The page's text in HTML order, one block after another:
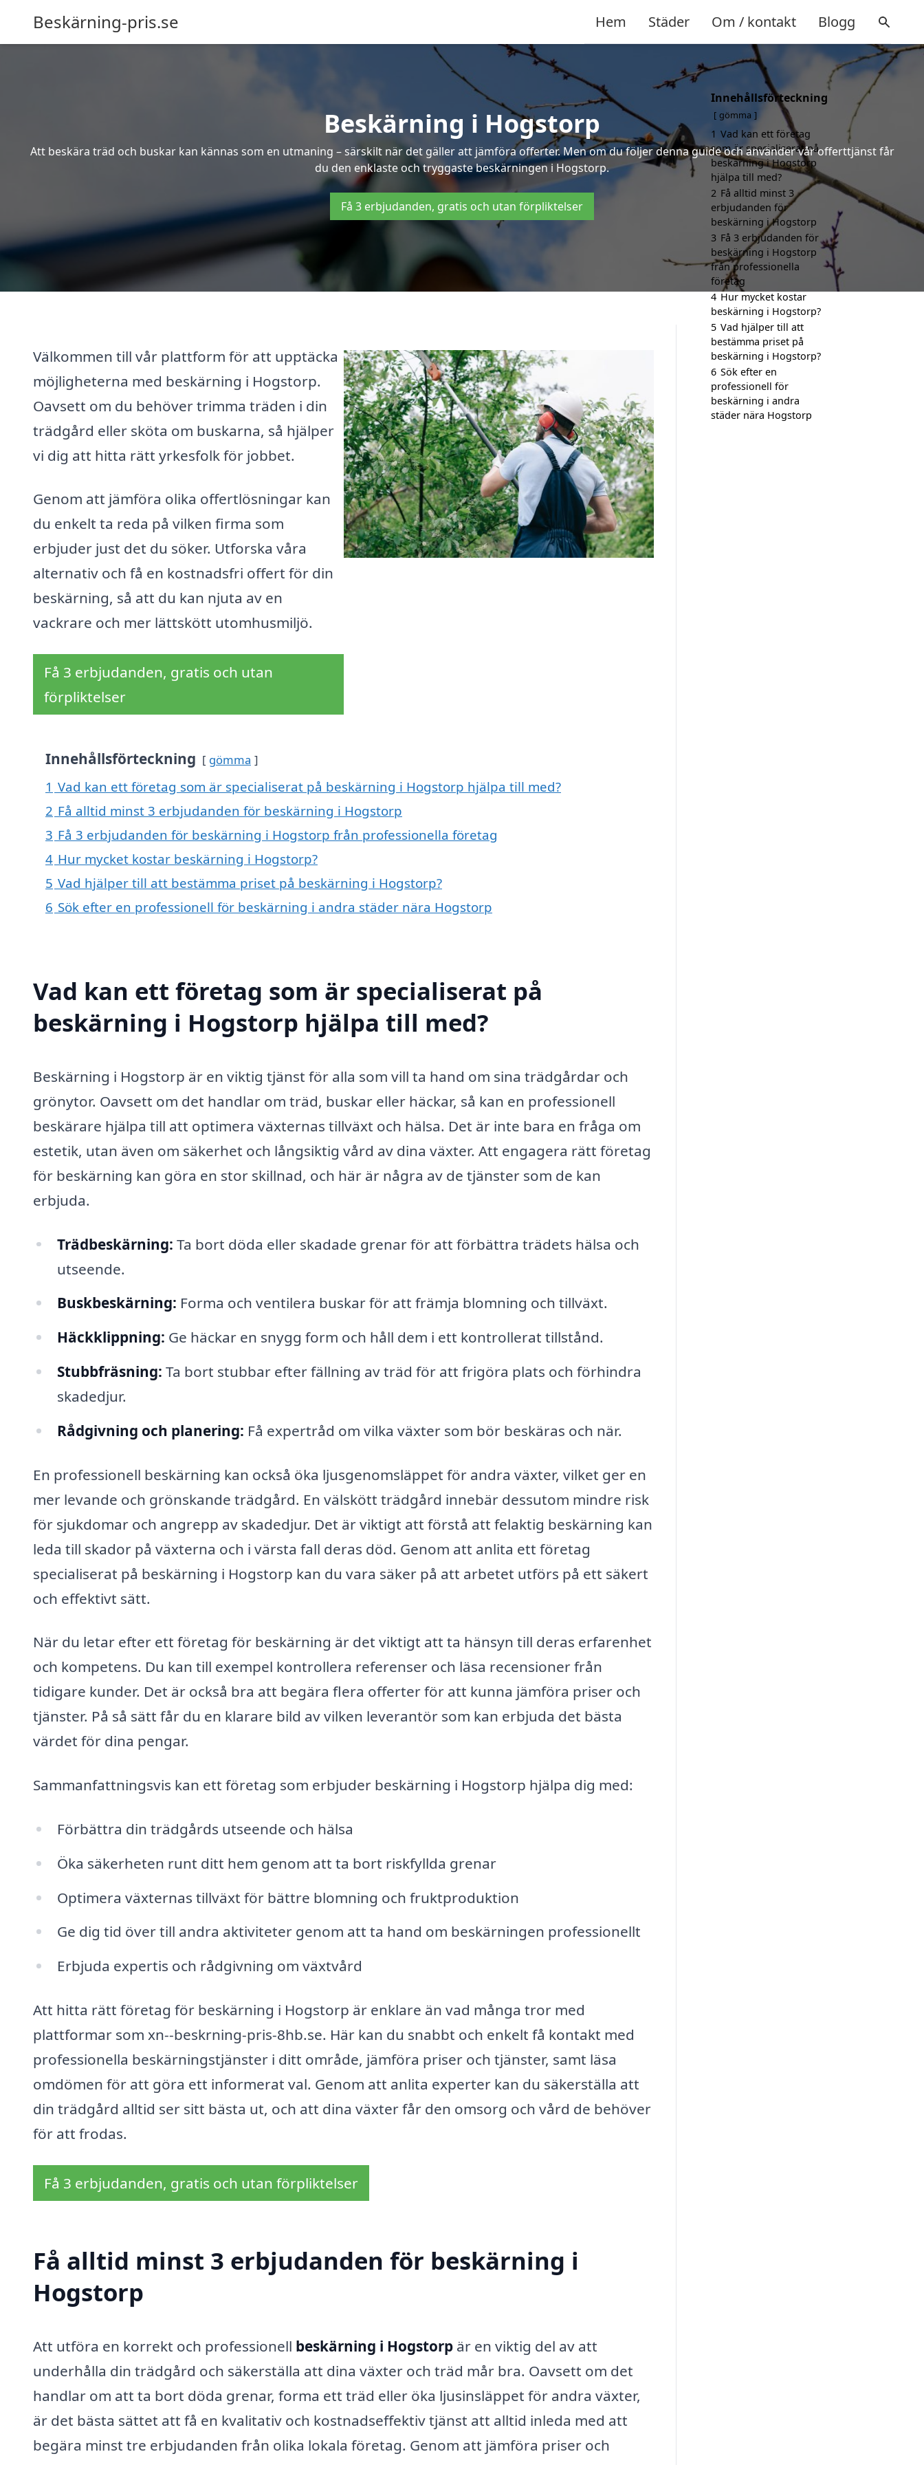
Beskärning-pris.se Hem Städer Om / kontakt Blogg
Beskärning i Hogstorp
Att beskära träd och buskar kan kännas som en utmaning – särskilt när det gäller att jämföra offerter. Men om du följer denna guide och använder vår offerttjänst får
du den enklaste och tryggaste beskärningen i Hogstorp.
Få 3 erbjudanden, gratis och utan förpliktelser
Välkommen till vår plattform för att upptäcka
möjligheterna med beskärning i Hogstorp.
Oavsett om du behöver trimma träden i din
trädgård eller sköta om buskarna, så hjälper
vi dig att hitta rätt yrkesfolk för jobbet.
Genom att jämföra olika offertlösningar kan
du enkelt ta reda på vilken firma som
erbjuder just det du söker. Utforska våra
alternativ och få en kostnadsfri offert för din
beskärning, så att du kan njuta av en
vackrare och mer lättskött utomhusmiljö.
Få 3 erbjudanden, gratis och utan
förpliktelser
Innehållsförteckning gömma
1 Vad kan ett företag som är specialiserat på beskärning i Hogstorp hjälpa till med?
2 Få alltid minst 3 erbjudanden för beskärning i Hogstorp
3 Få 3 erbjudanden för beskärning i Hogstorp från professionella företag
4 Hur mycket kostar beskärning i Hogstorp?
5 Vad hjälper till att bestämma priset på beskärning i Hogstorp?
6 Sök efter en professionell för beskärning i andra städer nära Hogstorp
Vad kan ett företag som är specialiserat på
beskärning i Hogstorp hjälpa till med?
Beskärning i Hogstorp är en viktig tjänst för alla som vill ta hand om sina trädgårdar och
grönytor. Oavsett om det handlar om träd, buskar eller häckar, så kan en professionell
beskärare hjälpa till att optimera växternas tillväxt och hälsa. Det är inte bara en fråga om
estetik, utan även om säkerhet och långsiktig vård av dina växter. Att engagera rätt företag
för beskärning kan göra en stor skillnad, och här är några av de tjänster som de kan
erbjuda.
Trädbeskärning: Ta bort döda eller skadade grenar för att förbättra trädets hälsa och
utseende.
Buskbeskärning: Forma och ventilera buskar för att främja blomning och tillväxt.
Häckklippning: Ge häckar en snygg form och håll dem i ett kontrollerat tillstånd.
Stubbfräsning: Ta bort stubbar efter fällning av träd för att frigöra plats och förhindra
skadedjur.
Rådgivning och planering: Få expertråd om vilka växter som bör beskäras och när.
En professionell beskärning kan också öka ljusgenomsläppet för andra växter, vilket ger en
mer levande och grönskande trädgård. En välskött trädgård innebär dessutom mindre risk
för sjukdomar och angrepp av skadedjur. Det är viktigt att förstå att felaktig beskärning kan
leda till skador på växterna och i värsta fall deras död. Genom att anlita ett företag
specialiserat på beskärning i Hogstorp kan du vara säker på att arbetet utförs på ett säkert
och effektivt sätt.
När du letar efter ett företag för beskärning är det viktigt att ta hänsyn till deras erfarenhet
och kompetens. Du kan till exempel kontrollera referenser och läsa recensioner från
tidigare kunder. Det är också bra att begära flera offerter för att kunna jämföra priser och
tjänster. På så sätt får du en klarare bild av vilken leverantör som kan erbjuda det bästa
värdet för dina pengar.
Sammanfattningsvis kan ett företag som erbjuder beskärning i Hogstorp hjälpa dig med:
Förbättra din trädgårds utseende och hälsa
Öka säkerheten runt ditt hem genom att ta bort riskfyllda grenar
Optimera växternas tillväxt för bättre blomning och fruktproduktion
Ge dig tid över till andra aktiviteter genom att ta hand om beskärningen professionellt
Erbjuda expertis och rådgivning om växtvård
Att hitta rätt företag för beskärning i Hogstorp är enklare än vad många tror med
plattformar som xn--beskrning-pris-8hb.se. Här kan du snabbt och enkelt få kontakt med
professionella beskärningstjänster i ditt område, jämföra priser och tjänster, samt läsa
omdömen för att göra ett informerat val. Genom att anlita experter kan du säkerställa att
din trädgård alltid ser sitt bästa ut, och att dina växter får den omsorg och vård de behöver
för att frodas.
Få 3 erbjudanden, gratis och utan förpliktelser
Få alltid minst 3 erbjudanden för beskärning i
Hogstorp
Att utföra en korrekt och professionell beskärning i Hogstorp är en viktig del av att
underhålla din trädgård och säkerställa att dina växter och träd mår bra. Oavsett om det
handlar om att ta bort döda grenar, forma ett träd eller öka ljusinsläppet för andra växter,
är det bästa sättet att få en kvalitativ och kostnadseffektiv tjänst att alltid inleda med att
begära minst tre erbjudanden från olika lokala företag. Genom att jämföra priser och
Innehållsförteckning
gömma
1 Vad kan ett företag
som är specialiserat på
beskärning i Hogstorp
hjälpa till med?
2 Få alltid minst 3
erbjudanden för
beskärning i Hogstorp
3 Få 3 erbjudanden för
beskärning i Hogstorp
från professionella
företag
4 Hur mycket kostar
beskärning i Hogstorp?
5 Vad hjälper till att
bestämma priset på
beskärning i Hogstorp?
6 Sök efter en
professionell för
beskärning i andra
städer nära Hogstorp